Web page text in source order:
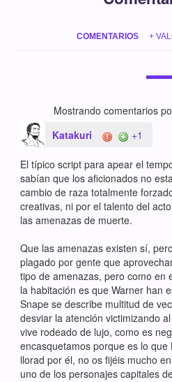
COMENTARIOS +
Mostrando comentarios
Katakuri
+1
El típico script para apear el
sabían que los aficionados no
cambio de raza totalmente
creativas, ni por el talento del
las amenazas de muerte.
Que las amenazas existen sí,
plagado por gente que
tipo de amenazas, pero como en
la habitación es que Warner han
Snape se describe multitud de
desviar la atención victimizando
vive rodeado de lujo, como es
encasquetamos porque es lo
llorad por él, no os fijéis mucho
uno de los personajes capitales